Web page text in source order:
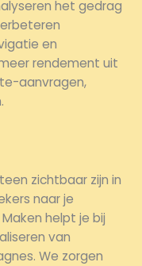
het gedrag
en
rendement uit
aanvragen,
zichtbaar zijn in
naar je
helpt je bij
van
We zorgen